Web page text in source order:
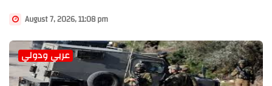
August 7, 2026, 11:08 pm
عربي ودولي